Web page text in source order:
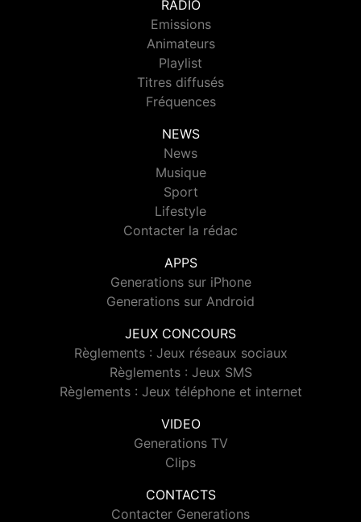
RADIO
Emissions
Animateurs
Playlist
Titres diffusés
Fréquences
NEWS
News
Musique
Sport
Lifestyle
Contacter la rédac
APPS
Generations sur iPhone
Generations sur Android
JEUX CONCOURS
Règlements : Jeux réseaux sociaux
Règlements : Jeux SMS
Règlements : Jeux téléphone et internet
VIDEO
Generations TV
Clips
CONTACTS
Contacter Generations